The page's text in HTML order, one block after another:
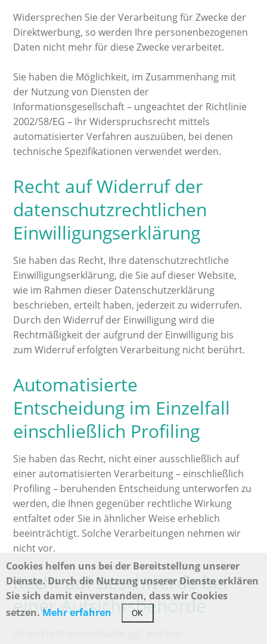
Widersprechen Sie der Verarbeitung für Zwecke der
Direktwerbung, so werden Ihre personenbezogenen
Daten nicht mehr für diese Zwecke verarbeitet.
Sie haben die Möglichkeit, im Zusammenhang mit
der Nutzung von Diensten der
Informationsgesellschaft – ungeachtet der Richtlinie
2002/58/EG – Ihr Widerspruchsrecht mittels
automatisierter Verfahren auszuüben, bei denen
technische Spezifikationen verwendet werden.
Recht auf Widerruf der
datenschutzrechtlichen
Einwilligungserklärung
Sie haben das Recht, Ihre datenschutzrechtliche
Einwilligungserklärung, die Sie auf dieser Website,
wie im Rahmen dieser Datenschutzerklärung
beschrieben, erteilt haben, jederzeit zu widerrufen.
Durch den Widerruf der Einwilligung wird die
Rechtmäßigkeit der aufgrund der Einwilligung bis
zum Widerruf erfolgten Verarbeitung nicht berührt.
Automatisierte
Entscheidung im Einzelfall
einschließlich Profiling
Sie haben das Recht, nicht einer ausschließlich auf
einer automatisierten Verarbeitung – einschließlich
Profiling – beruhenden Entscheidung unterworfen zu
werden, die Ihnen gegenüber rechtliche Wirkung
entfaltet oder Sie in ähnlicher Weise erheblich
beeinträchtigt. Solche Verarbeitungen nehmen wir
nicht vor.
Recht auf Beschwerde bei
einer Aufsichtsbehörde
Cookies helfen uns bei der Bereitstellung unserer
Dienste. Durch die Nutzung unserer Dienste erklären
Sie sich damit einverstanden, dass wir Cookies
setzen. Mehr erfahren OK